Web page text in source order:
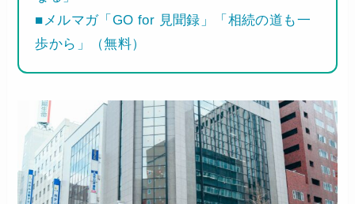
■メルマガ「GO for 見聞録」「相続の道も一
歩から」（無料）